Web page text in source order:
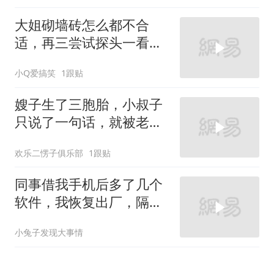
大姐砌墙砖怎么都不合
适，再三尝试探头一看，
小Q爱搞笑 1跟贴
嫂子生了三胞胎，小叔子
只说了一句话，就被老婆
欢乐二愣子俱乐部 1跟贴
同事借我手机后多了几个
软件，我恢复出厂，隔壁
小兔子发现大事情